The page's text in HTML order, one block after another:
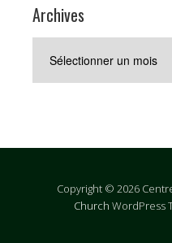
Archives
Copyright © 2026
Church WordPress